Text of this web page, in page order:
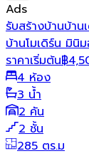
Ads
รับสร้างบ้านบ้าน
บ้านโมเดิร์น มิ
ราคาเริ่มต้น฿
4 ห้อง
3 น้ำ
2 คัน
2 ชั้น
285 ตร.ม